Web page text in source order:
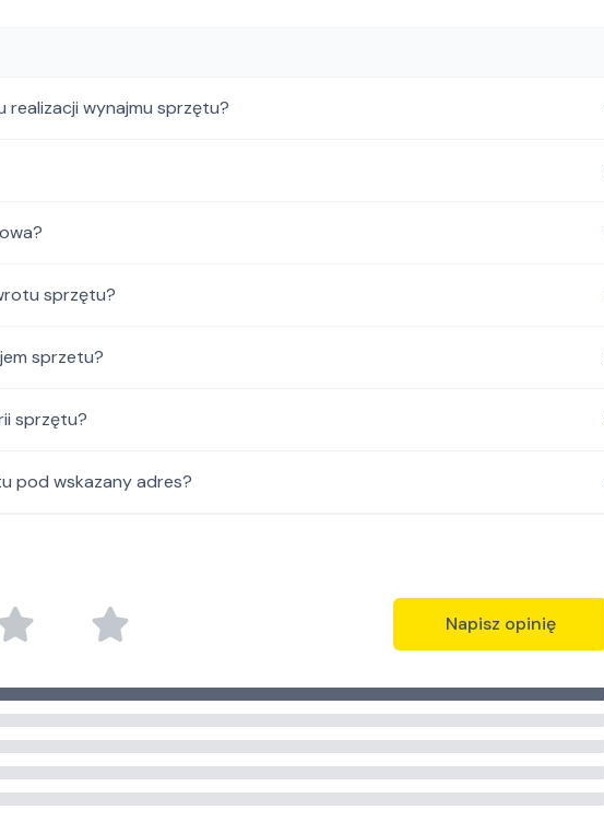
realizacji wynajmu sprzętu?
sprzętu?
sprzetu?
sprzętu?
pod wskazany adres?
Napisz opinię